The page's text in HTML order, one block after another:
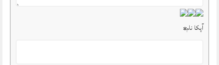
آپکا نام*